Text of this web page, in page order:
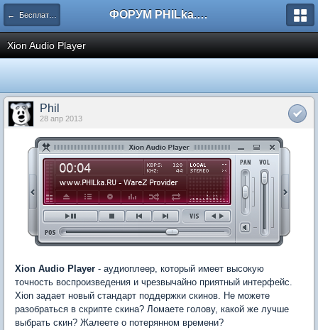
← Бесплатные программы ФОРУМ PHILka.RU
Xion Audio Player
Phil
28 апр 2013
Xion Audio Player - аудиоплеер, который имеет высокую
точность воспроизведения и чрезвычайно приятный интерфейс.
Xion задает новый стандарт поддержки скинов. Не можете
разобраться в скрипте скина? Ломаете голову, какой же лучше
выбрать скин? Жалеете о потерянном времени?